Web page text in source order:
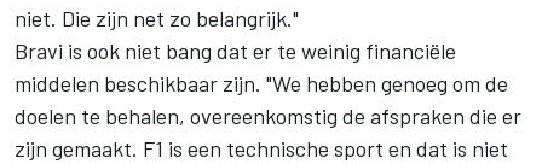
niet. Die zijn net zo belangrijk."
Bravi is ook niet bang dat er te weinig financiële
middelen beschikbaar zijn. "We hebben genoeg om de
doelen te behalen, overeenkomstig de afspraken die er
zijn gemaakt. F1 is een technische sport en dat is niet